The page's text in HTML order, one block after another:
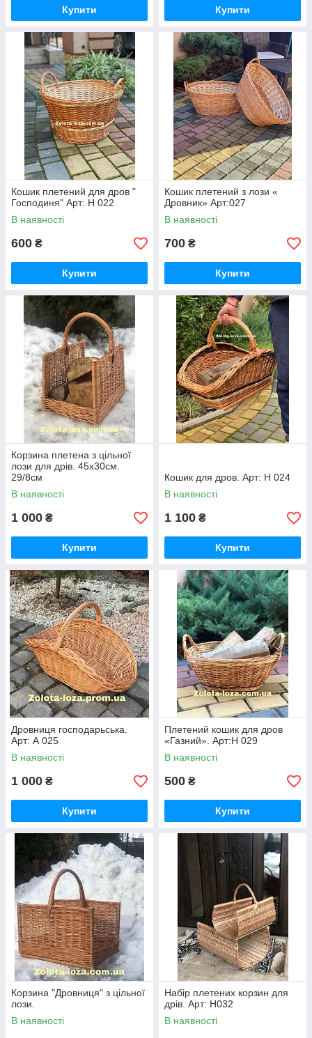
Купити Купити
Кошик плетений для дров "
Господиня" Арт: Н 022
В наявності
600 ₴
Купити
Кошик плетений з лози «
Дровник» Арт:027
В наявності
700 ₴
Купити
Корзина плетена з цільної
лози для дрів. 45х30см.
29/8см
В наявності
1 000 ₴
Купити
Кошик для дров. Арт: Н 024
В наявності
1 100 ₴
Купити
Дровниця господарьська.
Арт: А 025
В наявності
1 000 ₴
Купити
Плетений кошик для дров
«Газний». Арт:Н 029
В наявності
500 ₴
Купити
Корзина "Дровниця" з цільної
лози.
В наявності
Набір плетених корзин для
дрів. Арт: Н032
В наявності